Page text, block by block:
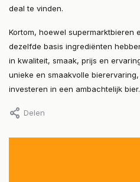
deal te vinden.
Kortom, hoewel supermarktbieren
dezelfde basis ingrediënten
in kwaliteit, smaak, prijs en
unieke en smaakvolle
investeren in een ambachtelijk bier.
Delen